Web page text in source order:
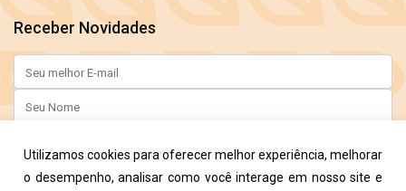
Utilizamos cookies para oferecer melhor experiência, melhorar
o desempenho, analisar como você interage em nosso site e
Receber Novidades
Ao informar meus dados, eu concordo com a Política de Privacidade
Termos de Uso.